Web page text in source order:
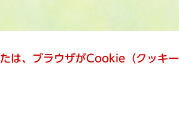
は、ブラウザがCookie（クッキ